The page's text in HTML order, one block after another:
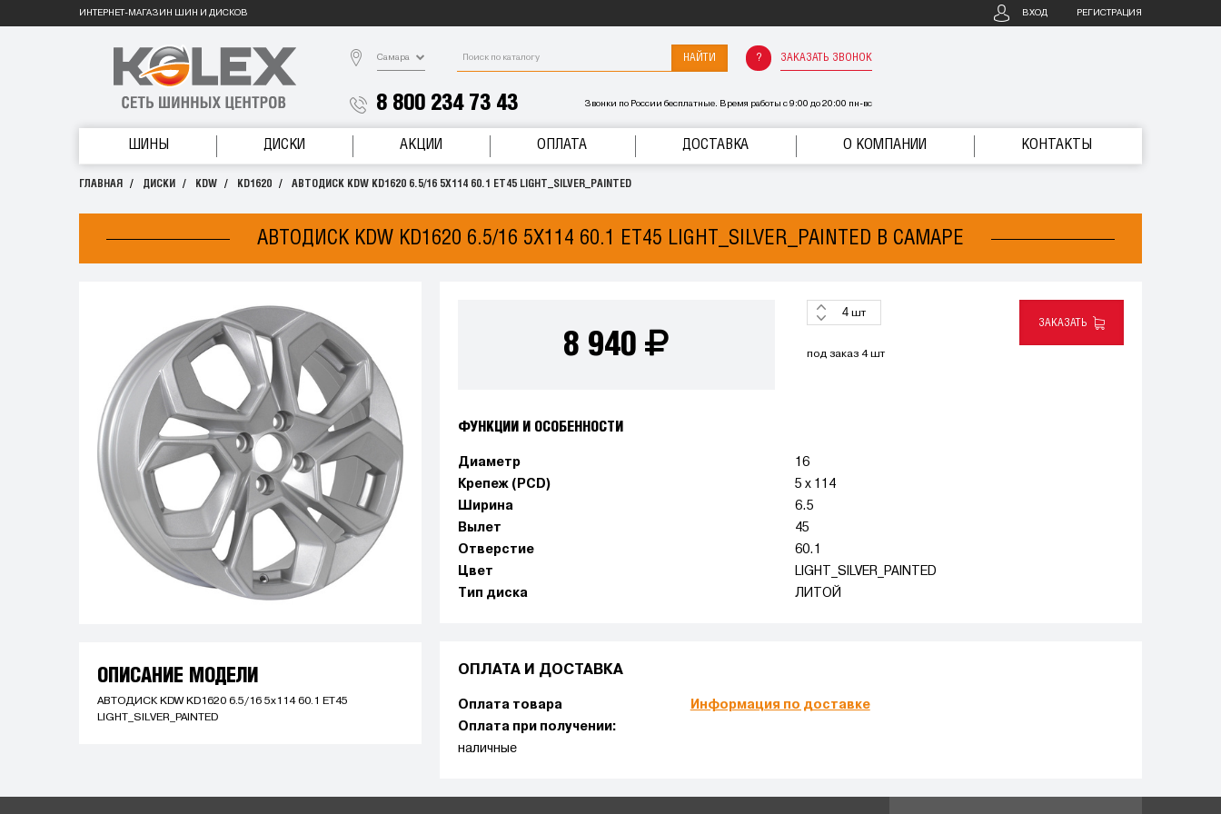
ИНТЕРНЕТ-МАГАЗИН ШИН И ДИСКОВ ВХОД РЕГИСТРАЦИЯ
Самара НАЙТИ ЗАКАЗАТЬ ЗВОНОК
8 800 234 73 43 Звонки по России бесплатные. Время работы с 9:00 до 20:00 пн-вс
ШИНЫ ДИСКИ АКЦИИ ОПЛАТА ДОСТАВКА О КОМПАНИИ КОНТАКТЫ
ГЛАВНАЯ ДИСКИ KDW KD1620 АВТОДИСК KDW KD1620 6.5/16 5X114 60.1 ET45 LIGHT_SILVER_PAINTED
АВТОДИСК KDW KD1620 6.5/16 5X114 60.1 ET45 LIGHT_SILVER_PAINTED В САМАРЕ
ОПИСАНИЕ МОДЕЛИ
АВТОДИСК KDW KD1620 6.5/16 5x114 60.1 ET45
LIGHT_SILVER_PAINTED
8 940
шт
ЗАКАЗАТЬ
под заказ 4 шт
ФУНКЦИИ И ОСОБЕННОСТИ
Диаметр
16
Крепеж (PCD)
5 x 114
Ширина
6.5
Вылет
45
Отверстие
60.1
Цвет
LIGHT_SILVER_PAINTED
Тип диска
ЛИТОЙ
ОПЛАТА И ДОСТАВКА
Оплата товара
Оплата при получении:
наличные
Информация по доставке